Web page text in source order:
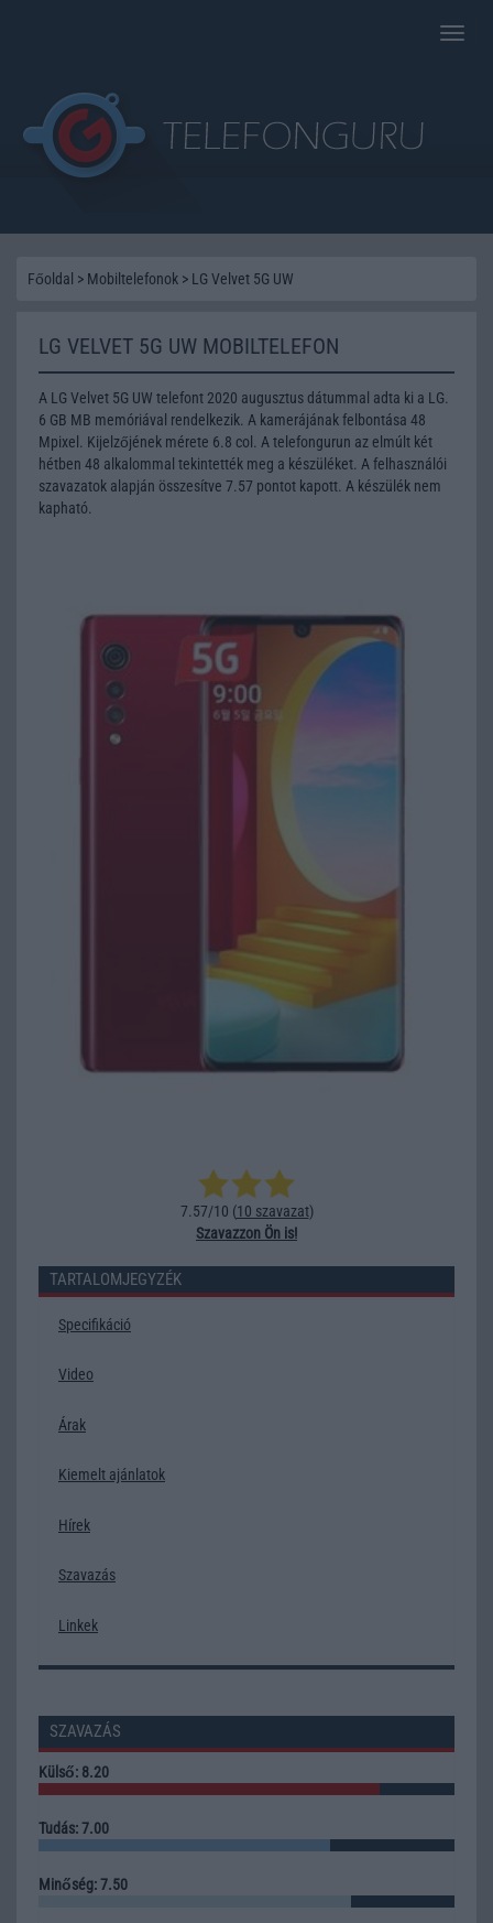
Toggle
Főoldal > Mobiltelefonok > LG Velvet 5G UW
LG VELVET 5G UW MOBILTELEFON
A LG Velvet 5G UW telefont 2020 augusztus dátummal adta ki a LG.
6 GB MB memóriával rendelkezik. A kamerájának felbontása 48
Mpixel. Kijelzőjének mérete 6.8 col. A telefongurun az elmúlt két
hétben 48 alkalommal tekintették meg a készüléket. A felhasználói
szavazatok alapján összesítve 7.57 pontot kapott. A készülék nem
kapható.
7.57/10 (10 szavazat)
Szavazzon Ön is!
TARTALOMJEGYZÉK
Specifikáció
Video
Árak
Kiemelt ajánlatok
Hírek
Szavazás
Linkek
SZAVAZÁS
Külső: 8.20
Tudás: 7.00
Minőség: 7.50